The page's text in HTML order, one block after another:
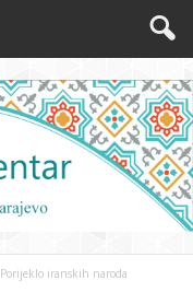
Porijeklo iranskih naroda